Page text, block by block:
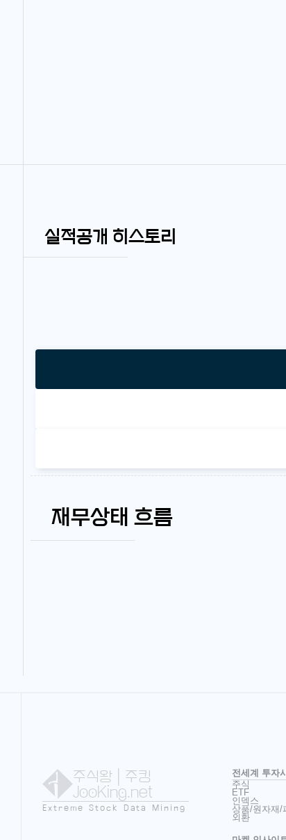
실적공개 히스토리
재무상태 흐름
주식왕 | 주킹
JooKing.net
Extreme Stock Data Mining
전세계 투자
주식
ETF
인덱스
상품/원자재/
외환